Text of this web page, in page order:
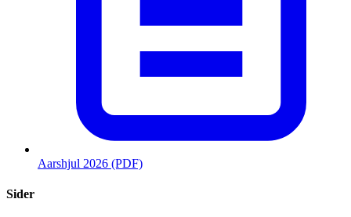
Aarshjul 2026 (PDF)
Sider